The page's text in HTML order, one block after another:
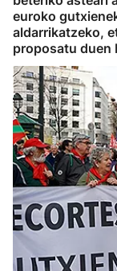
euroko
aldarrikatzeko,
proposatu duen